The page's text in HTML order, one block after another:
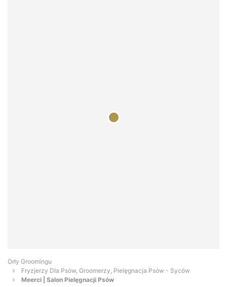
Orły Groomingu
Fryzjerzy Dla Psów, Groomerzy, Pielęgnacja Psów - Syców
Meerci | Salon Pielęgnacji Psów